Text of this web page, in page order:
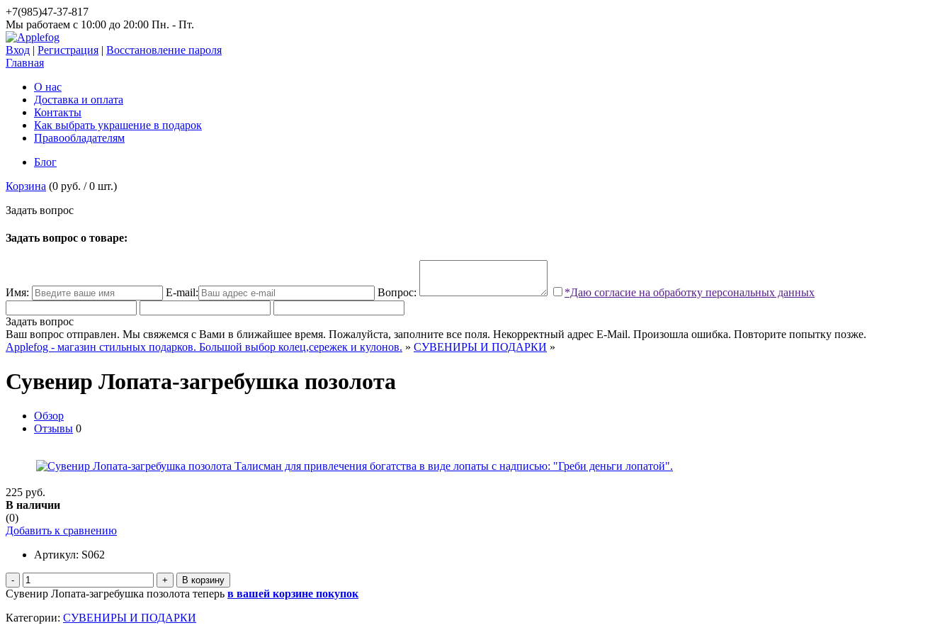
+7(985)47-37-817
Мы работаем c 10:00 до 20:00 Пн. - Пт.
Вход | Регистрация | Восстановление пароля
Главная
О нас
Доставка и оплата
Контакты
Как выбрать украшение в подарок
Правообладателям
Блог
Корзина (0 руб. /0 шт.)
Задать вопрос
Задать вопрос о товаре:
Имя: E-mail: Вопрос: *Даю согласие на обработку персональных данных
Задать вопрос
Ваш вопрос отправлен. Мы свяжемся с Вами в ближайшее время. Пожалуйста, заполните все поля. Некорректный адрес E-Mail. Произошла ошибка. Повторите попытку позже.
Applefog - магазин стильных подарков. Большой выбор колец,сережек и кулонов. » СУВЕНИРЫ И ПОДАРКИ »
Сувенир Лопата-загребушка позолота
Обзор
Отзывы 0
225 руб.
В наличии
(0)
Добавить к сравнению
Артикул: S062
- +
Сувенир Лопата-загребушка позолота теперь в вашей корзине покупок
Категории: СУВЕНИРЫ И ПОДАРКИ